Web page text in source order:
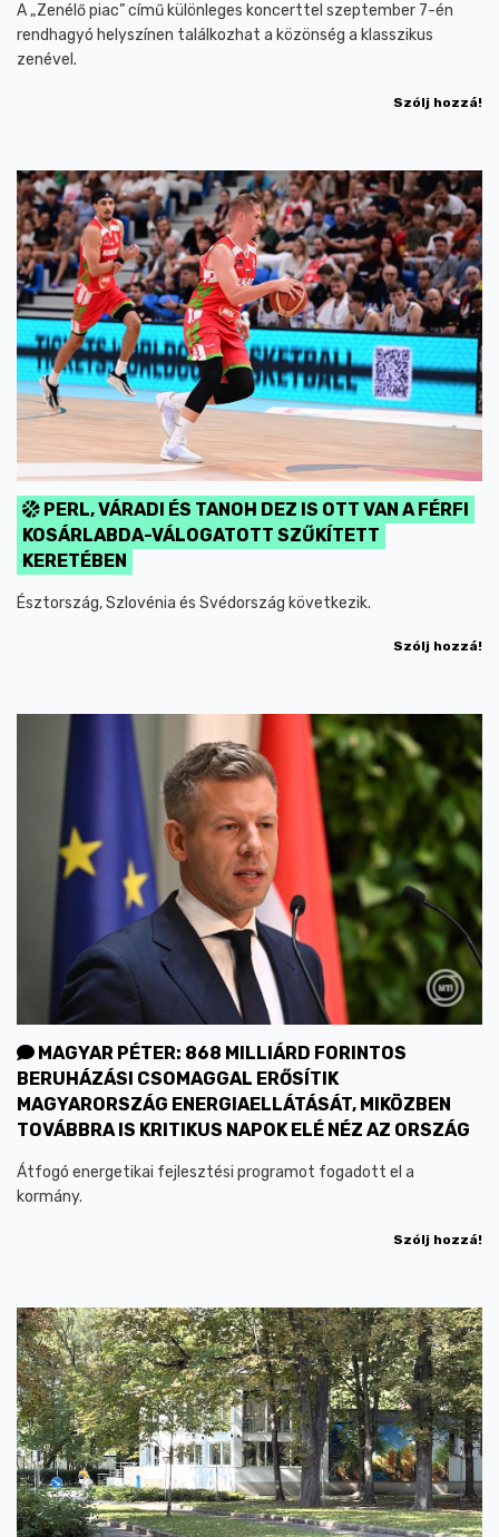
A „Zenélő piac” című különleges koncerttel szeptember 7-én
rendhagyó helyszínen találkozhat a közönség a klasszikus
zenével.
Szólj hozzá!
PERL, VÁRADI ÉS TANOH DEZ IS OTT VAN A FÉRFI
KOSÁRLABDA-VÁLOGATOTT SZŰKÍTETT
KERETÉBEN
Észtország, Szlovénia és Svédország következik.
Szólj hozzá!
MAGYAR PÉTER: 868 MILLIÁRD FORINTOS
BERUHÁZÁSI CSOMAGGAL ERŐSÍTIK
MAGYARORSZÁG ENERGIAELLÁTÁSÁT, MIKÖZBEN
TOVÁBBRA IS KRITIKUS NAPOK ELÉ NÉZ AZ ORSZÁG
Átfogó energetikai fejlesztési programot fogadott el a
kormány.
Szólj hozzá!